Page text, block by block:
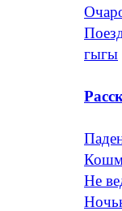
гыгы
Не